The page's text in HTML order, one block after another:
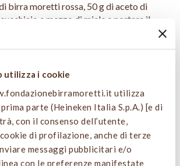
utilizza i cookie
utilizza
parte (Heineken Italia S.p.A.) [e di
con il consenso dell’utente,
di profilazione, anche di terze
messaggi pubblicitari e/o
con le preferenze manifestate
birra moretti rossa, 50 g di aceto di
e mezzo di miele e portare il
il liquido sui petali di cipolla e
di quinoa e cuocere per 20 minuti;
disidratata friggerla in olio bollente.
porcini grigliati e glassarli con il fondo